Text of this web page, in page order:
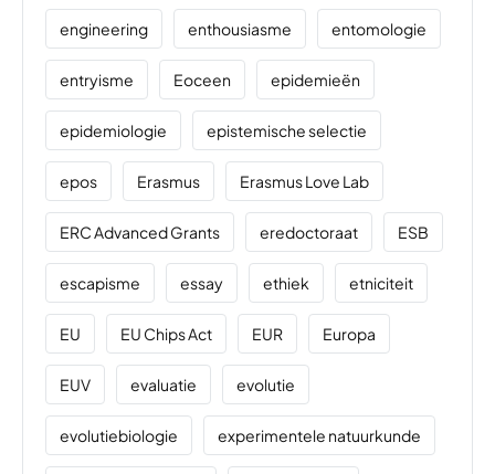
engineering enthousiasme entomologie
entryisme Eoceen epidemieën
epidemiologie epistemische selectie
epos Erasmus Erasmus Love Lab
ERC Advanced Grants eredoctoraat ESB
escapisme essay ethiek etniciteit
EU EU Chips Act EUR Europa
EUV evaluatie evolutie
evolutiebiologie experimentele natuurkunde